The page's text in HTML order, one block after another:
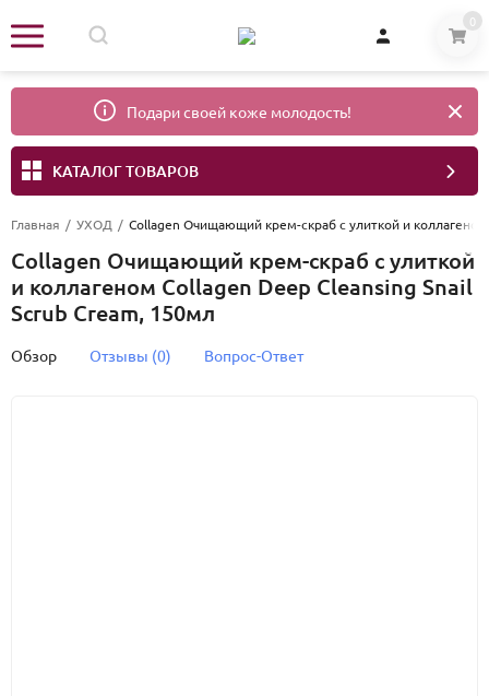
0
Подари своей коже молодость!
КАТАЛОГ ТОВАРОВ
Главная / УХОД / Collagen Очищающий крем-скраб с улиткой и
Collagen Очищающий крем-скраб с улиткой
и коллагеном Collagen Deep Cleansing Snail
Scrub Cream, 150мл
Обзор Отзывы (0) Вопрос-Ответ